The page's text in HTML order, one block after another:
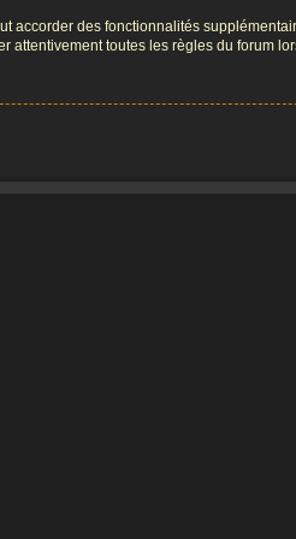
accorder des fonctionnalités
attentivement toutes les règles du forum